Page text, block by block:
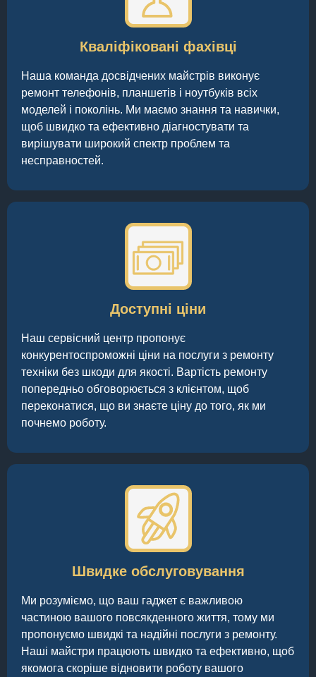
Кваліфіковані фахівці
Наша команда досвідчених майстрів виконує
ремонт телефонів, планшетів і ноутбуків всіх
моделей і поколінь. Ми маємо знання та навички,
щоб швидко та ефективно діагностувати та
вирішувати широкий спектр проблем та
несправностей.
Доступні ціни
Наш сервісний центр пропонує
конкурентоспроможні ціни на послуги з ремонту
техніки без шкоди для якості. Вартість ремонту
попередньо обговорюється з клієнтом, щоб
переконатися, що ви знаєте ціну до того, як ми
почнемо роботу.
Швидке обслуговування
Ми розуміємо, що ваш гаджет є важливою
частиною вашого повсякденного життя, тому ми
пропонуємо швидкі та надійні послуги з ремонту.
Наші майстри працюють швидко та ефективно, щоб
якомога скоріше відновити роботу вашого